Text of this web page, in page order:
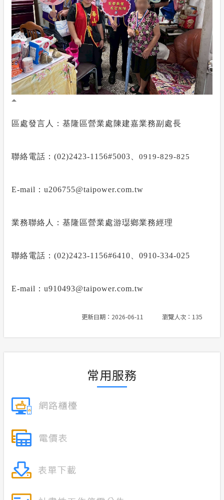
區處發言人：基隆區營業處陳建嘉業務副處長
聯絡電話： (02)2423-1156#5003 0919-829-825
E-mail ： u206755@taipower.com.tw
業務聯絡人：基隆區營業處游璱鄉業務經理
聯絡電話： (02)2423-1156#6410 0910-334-025
E-mail ： u910493@taipower.com.tw
更新日期：2026-06-11 瀏覽人次：135
常用服務